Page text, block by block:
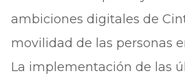
ambiciones digitales de
movilidad de las personas
La implementación de las